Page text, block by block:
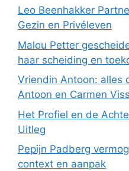
Leo Beenhakker
Gezin en Privéleven
Malou Petter
haar scheiding en
Vriendin Antoon: alles
Antoon en Carmen
Het Profiel en de
Uitleg
Pepijn Padberg
context en aanpak